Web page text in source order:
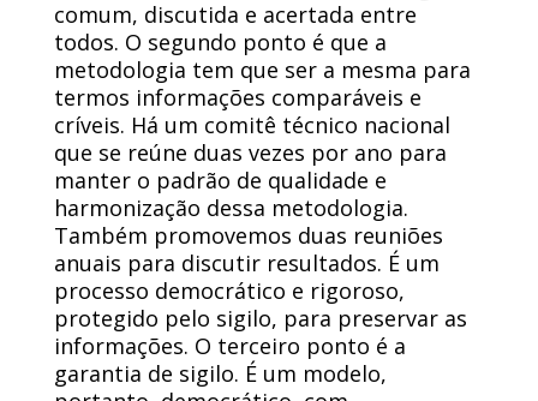
comum, discutida e acertada entre
todos. O segundo ponto é que a
metodologia tem que ser a mesma para
termos informações comparáveis e
críveis. Há um comitê técnico nacional
que se reúne duas vezes por ano para
manter o padrão de qualidade e
harmonização dessa metodologia.
Também promovemos duas reuniões
anuais para discutir resultados. É um
processo democrático e rigoroso,
protegido pelo sigilo, para preservar as
informações. O terceiro ponto é a
garantia de sigilo. É um modelo,